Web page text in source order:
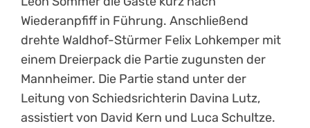
Wiederanpfiff in Führung. Anschließend
drehte Waldhof-Stürmer Felix Lohkemper mit
einem Dreierpack die Partie zugunsten der
Mannheimer. Die Partie stand unter der
Leitung von Schiedsrichterin Davina Lutz,
assistiert von David Kern und Luca Schultze.